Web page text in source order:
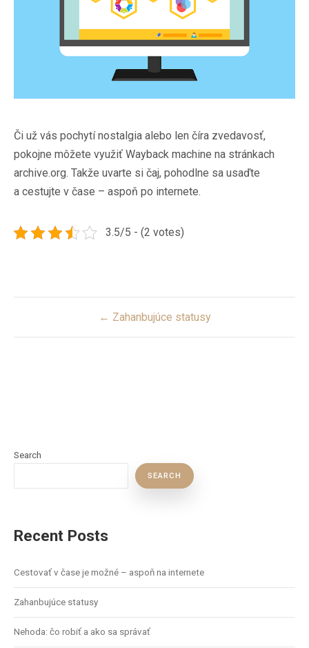
Či už vás pochytí nostalgia alebo len číra zvedavosť,
pokojne môžete využiť Wayback machine na stránkach
archive.org. Takže uvarte si čaj, pohodlne sa usaďte
a cestujte v čase – aspoň po internete.
3.5/5 - (2 votes)
← Zahanbujúce statusy
Search
SEARCH
Recent Posts
Cestovať v čase je možné – aspoň na internete
Zahanbujúce statusy
Nehoda: čo robiť a ako sa správať